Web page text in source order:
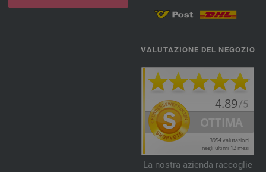
VALUTAZIONE DEL NEGOZIO
La nostra azienda raccoglie